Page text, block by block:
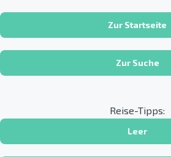
Zur Startseite
Zur Suche
Reise-Tipps:
Leer